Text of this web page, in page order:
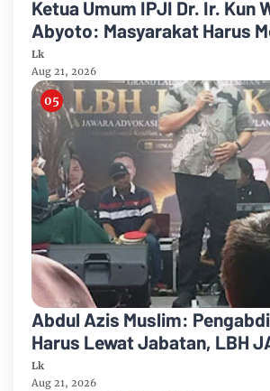
Ketua Umum IPJI Dr. Ir. Kun
Abyoto: Masyarakat Harus
dan Melek Teknologi di Era AI
Lk
Aug 21, 2026
Abdul Azis Muslim:
Harus Lewat Jabatan, LBH
Jadi Jalan Mengabdi untuk
Lk
Aug 21, 2026